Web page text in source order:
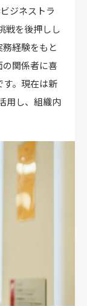
ジネストラ
戦を後押しし
経験をもと
関係者に喜
す。現在は新
用し、組織内